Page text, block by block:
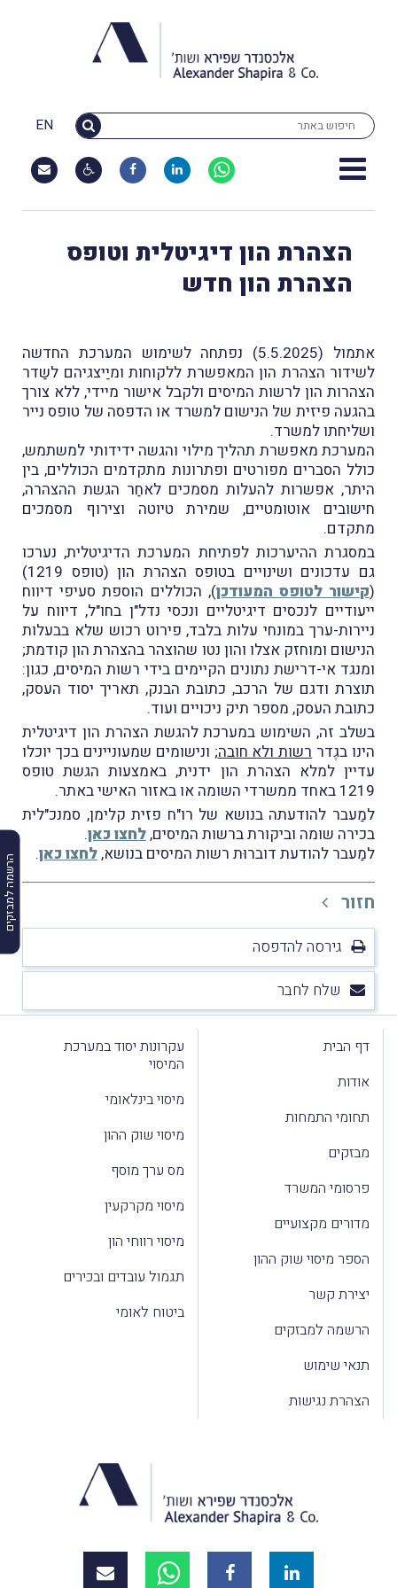
EN
הרשמה למבזקים
הצהרת הון דיגיטלית וטופס
הצהרת הון חדש
אתמול (5.5.2025) נפתחה לשימוש המערכת החדשה
לשידור הצהרת הון המאפשרת ללקוחות ומיַיצגיהם לשַדר
הצהרות הון לרשות המיסים ולקבל אישור מיידי, ללא צורך
בהגעה פיזית של הנישום למשרד או הדפסה של טופס נייר
ושליחתו למשרד.
המערכת מאפשרת תהליך מילוי והגשה ידידותי למשתמש,
כולל הסברים מפורטים ופתרונות מתקדמים הכוללים, בין
היתר, אפשרות להעלות מסמכים לאחַר הגשת ההצהרה,
חישובים אוטומטיים, שמירת טיוטה וצירוף מסמכים
מתקדם.
במסגרת ההיערכות לפתיחת המערכת הדיגיטלית, נערכו
גם עדכונים ושינויים בטופס הצהרת הון (טופס 1219)
(קישור לטופס המעודכן), הכוללים הוספת סעיפי דיווח
ייעודיים לנכסים דיגיטליים ונכסי נדל"ן בחו"ל, דיווח על
ניירות-ערך במונחי עלות בלבד, פירוט רכוש שלא בבעלות
הנישום ומוחזק אצלו והון נטו שהוצהר בהצהרת הון קודמת;
ומנגד אי-דרישת נתונים הקיימים בידי רשות המיסים, כגון:
תוצרת ודגם של הרכב, כתובת הבנק, תאריך יסוד העסק,
כתובת העסק, מספר תיק ניכויים ועוד.
בשלב זה, השימוש במערכת להגשת הצהרת הון דיגיטלית
הינו בגֶדר רשות ולא חובה; ונישומים שמעוניינים בכך יוכלו
עדיין למלא הצהרת הון ידנית, באמצעות הגשת טופס
1219 באחד ממשרדי השומה או באזור האישי באתר.
למַעבר להודעתה בנושא של רו"ח פזית קלימן, סמנכ"לית
בכירה שומה וביקורת ברשות המיסים,לחצו כאן.
למַעבר להודעת דוברוּת רשות המיסים בנושא,לחצו כאן.
חזור
גירסה להדפסה
שלח לחבר
דף הבית
אודות
תחומי התמחות
מבזקים
פרסומי המשרד
מדורים מקצועיים
הספר מיסוי שוק ההון
יצירת קשר
הרשמה למבזקים
תנאי שימוש
הצהרת נגישות
עקרונות יסוד במערכת
המיסוי
מיסוי בינלאומי
מיסוי שוק ההון
מס ערך מוסף
מיסוי מקרקעין
מיסוי רווחי הון
תגמול עובדים ובכירים
ביטוח לאומי